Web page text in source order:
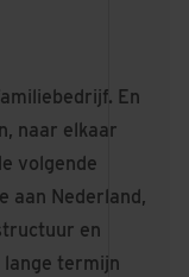
En
naar elkaar
volgende
aan Nederland,
en
lange termijn